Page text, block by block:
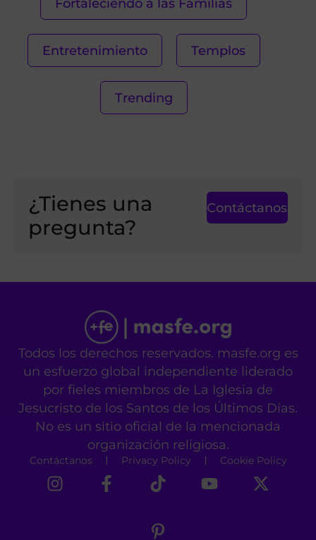
Fortaleciendo a las Familias
Entretenimiento Templos
Trending
¿Tienes una
pregunta?
Contáctanos
Todos los derechos reservados. masfe.org es
un esfuerzo global independiente liderado
por fieles miembros de La Iglesia de
Jesucristo de los Santos de los Últimos Días.
No es un sitio oficial de la mencionada
organización religiosa.
Contáctanos Privacy Policy Cookie Policy